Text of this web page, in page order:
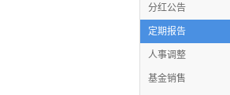
分红公告
定期报告
人事调整
基金销售